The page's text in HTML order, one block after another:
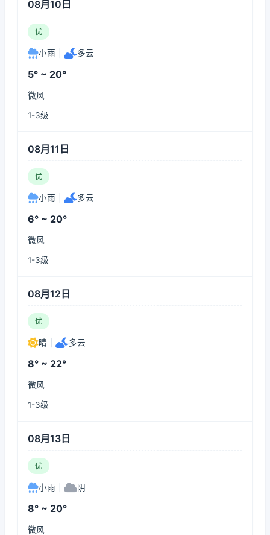
08月10日
优
小雨 多云
5° ~ 20°
微风
1-3级
08月11日
优
小雨 多云
6° ~ 20°
微风
1-3级
08月12日
优
晴 多云
8° ~ 22°
微风
1-3级
08月13日
优
小雨 阴
8° ~ 20°
微风